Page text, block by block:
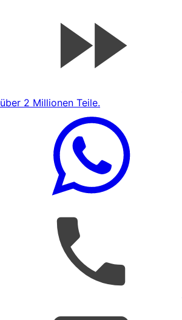
über 2 Millionen Teile.